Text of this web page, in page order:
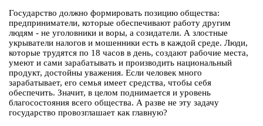
Государство должно формировать позицию общества:
предприниматели, которые обеспечивают работу другим
людям - не уголовники и воры, а созидатели. А злостные
укрыватели налогов и мошенники есть в каждой среде. Люди,
которые трудятся по 18 часов в день, создают рабочие места,
умеют и сами зарабатывать и производить национальный
продукт, достойны уважения. Если человек много
зарабатывает, его семья имеет средства, чтобы себя
обеспечить. Значит, в целом поднимается и уровень
благосостояния всего общества. А разве не эту задачу
государство провозглашает как главную?